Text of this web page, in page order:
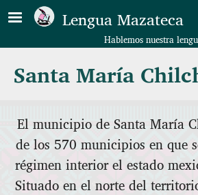
Pasar al contenido principal
Lengua Mazateca
Hablemos nuestra
Santa María
El municipio de Santa María
de los 570 municipios en que
régimen interior el estado
Situado en el norte del